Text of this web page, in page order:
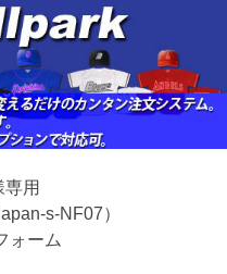
用
s-NF07）
ォーム